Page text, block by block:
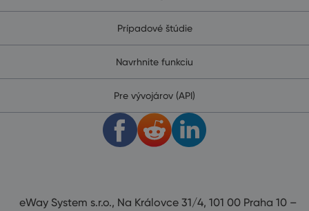
Prípadové štúdie
Navrhnite funkciu
Pre vývojárov (API)
eWay System s.r.o., Na Královce 31/4, 101 00 Praha 10 –